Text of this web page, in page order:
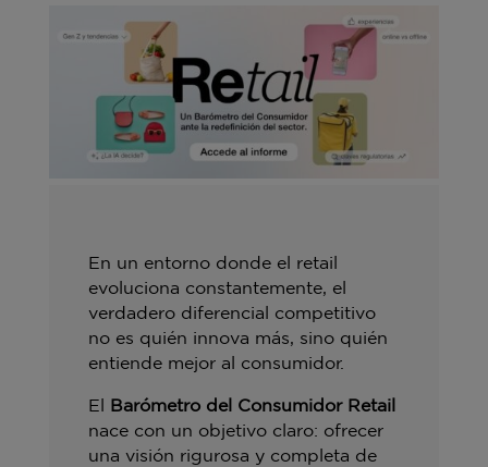
En un entorno donde el retail
evoluciona constantemente, el
verdadero diferencial competitivo
no es quién innova más, sino quién
entiende mejor al consumidor.
El Barómetro del Consumidor Retail
nace con un objetivo claro: ofrecer
una visión rigurosa y completa de